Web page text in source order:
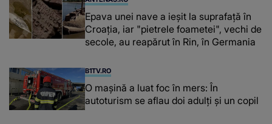
Epava unei nave a ieșit la suprafață în
Croația, iar "pietrele foametei", vechi de
secole, au reapărut în Rin, în Germania
B1TV.RO
O maşină a luat foc în mers: În
autoturism se aflau doi adulți și un copil